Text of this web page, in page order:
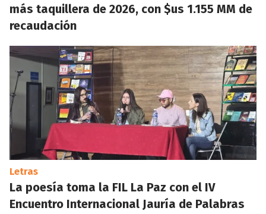
más taquillera de 2026, con $us 1.155 MM de
recaudación
Letras
La poesía toma la FIL La Paz con el IV
Encuentro Internacional Jauría de Palabras